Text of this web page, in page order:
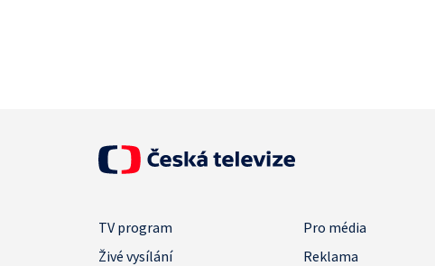
TV program
Pro média
Živé vysílání
Reklama